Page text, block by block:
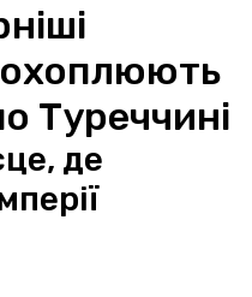
охоплюють
Туреччині
де